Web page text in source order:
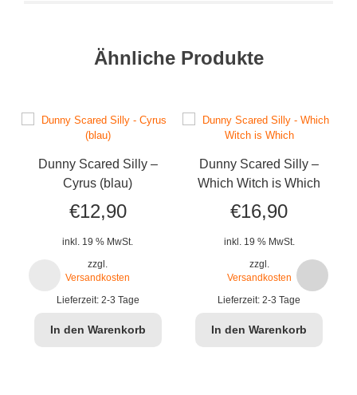
Ähnliche Produkte
Dunny Scared Silly –
Cyrus (blau)
€12,90
inkl. 19 % MwSt.
zzgl.
Versandkosten
Lieferzeit: 2-3 Tage
In den Warenkorb
Dunny Scared Silly –
Which Witch is Which
€16,90
inkl. 19 % MwSt.
zzgl.
Versandkosten
Lieferzeit:2-3 Tage
In den Warenkorb